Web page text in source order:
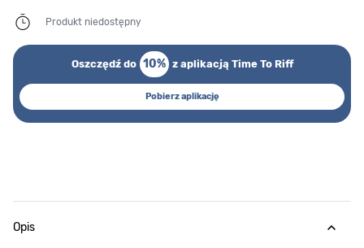
Produkt niedostępny
Oszczędź do 10% z aplikacją Time To Riff
Pobierz aplikację
Opis